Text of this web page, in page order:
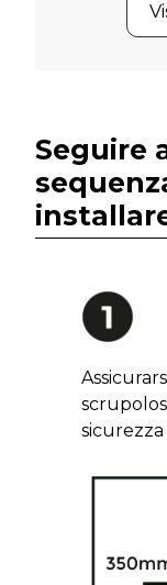
Seguire